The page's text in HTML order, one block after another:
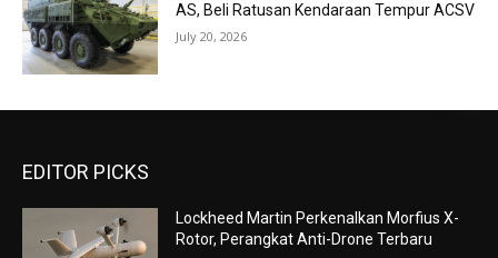
AS, Beli Ratusan Kendaraan Tempur ACSV
July 20, 2026
EDITOR PICKS
Lockheed Martin Perkenalkan Morfius X-
Rotor, Perangkat Anti-Drone Terbaru